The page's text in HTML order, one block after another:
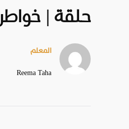
حلقة | خواطر
المعلم
Reema Taha